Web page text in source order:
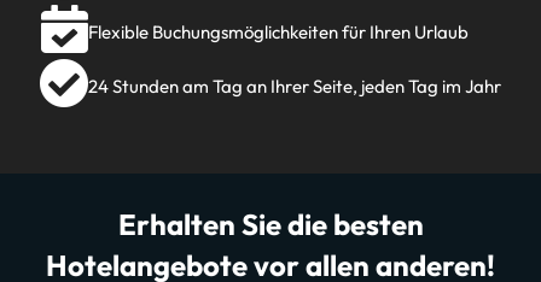
Flexible Buchungsmöglichkeiten für Ihren Urlaub
24 Stunden am Tag an Ihrer Seite, jeden Tag im Jahr
Erhalten Sie die besten
Hotelangebote vor allen anderen!